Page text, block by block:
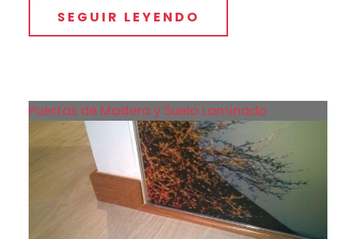
SEGUIR LEYENDO
Puertas de Madera y Suelo Laminado